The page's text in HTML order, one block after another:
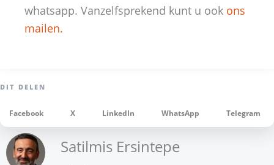
whatsapp. Vanzelfsprekend kunt u ook ons
mailen.
Facebook X LinkedIn WhatsApp Telegram
Satilmis Ersintepe